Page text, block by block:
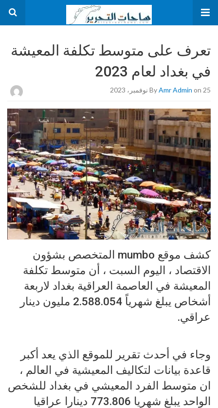
تعرف على متوسط تكلفة المعيشة
في بغداد لعام 2023
ByAmr Admin on 25 نوفمبر، 2023
كشف موقع mumbo المتخصص بشؤون
الاقتصاد ، اليوم السبت ، أن متوسط تكلفة
المعيشة في العاصمة العراقية بغداد لاربعة
أشخاص يبلغ شهرياً 2.588.054 مليون دينار
عراقي.
وجاء في أحدث تقرير للموقع الذي يعد أكبر
قاعدة بيانات لتكاليف المعيشية في العالم ،
ان متوسط الفرد المعيشي في بغداد للشخص
الواحد يبلغ شهريا 773.806 دينارا عراقيا